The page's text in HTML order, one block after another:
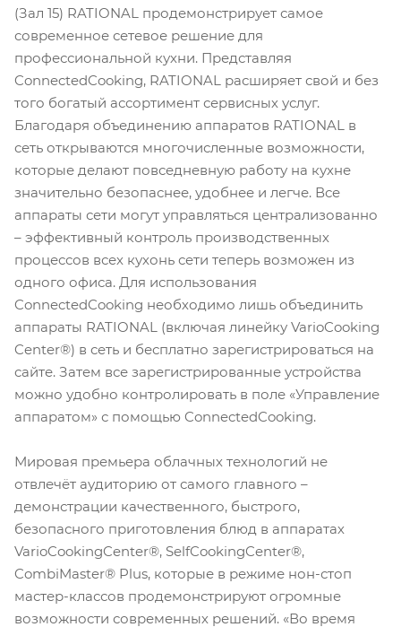
(Зал 15) RATIONAL продемонстрирует самое
современное сетевое решение для
профессиональной кухни. Представляя
ConnectedCooking, RATIONAL расширяет свой и без
того богатый ассортимент сервисных услуг.
Благодаря объединению аппаратов RATIONAL в
сеть открываются многочисленные возможности,
которые делают повседневную работу на кухне
значительно безопаснее, удобнее и легче. Все
аппараты сети могут управляться централизованно
– эффективный контроль производственных
процессов всех кухонь сети теперь возможен из
одного офиса. Для использования
ConnectedCooking необходимо лишь объединить
аппараты RATIONAL (включая линейку VarioCooking
Center®) в сеть и бесплатно зарегистрироваться на
сайте. Затем все зарегистрированные устройства
можно удобно контролировать в поле «Управление
аппаратом» с помощью ConnectedCooking.
Мировая премьера облачных технологий не
отвлечёт аудиторию от самого главного –
демонстрации качественного, быстрого,
безопасного приготовления блюд в аппаратах
VarioCookingCenter®, SelfCookingCenter®,
CombiMaster® Plus, которые в режиме нон-стоп
мастер-классов продемонстрируют огромные
возможности современных решений. «Во время